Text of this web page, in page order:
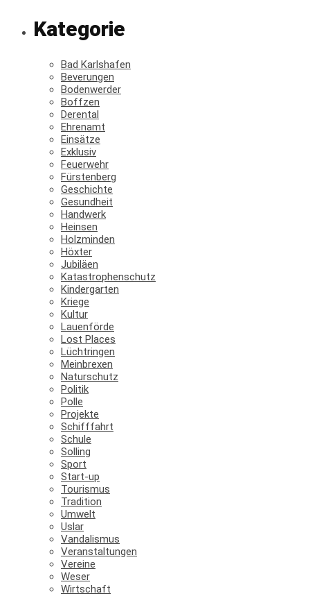
Kategorie
Bad Karlshafen
Beverungen
Bodenwerder
Boffzen
Derental
Ehrenamt
Einsätze
Exklusiv
Feuerwehr
Fürstenberg
Geschichte
Gesundheit
Handwerk
Heinsen
Holzminden
Höxter
Jubiläen
Katastrophenschutz
Kindergarten
Kriege
Kultur
Lauenförde
Lost Places
Lüchtringen
Meinbrexen
Naturschutz
Politik
Polle
Projekte
Schifffahrt
Schule
Solling
Sport
Start-up
Tourismus
Tradition
Umwelt
Uslar
Vandalismus
Veranstaltungen
Vereine
Weser
Wirtschaft